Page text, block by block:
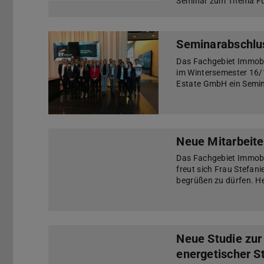
Das Fachgebiet
im Wintersemester
Estate GmbH ein
Neue
Das Fachgebiet
freut sich Frau
begrüßen zu dürfen.
Neue Studie
energetischer